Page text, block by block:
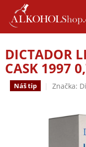
obsah
DICTADOR
CASK 1997
Náš tip Značka: